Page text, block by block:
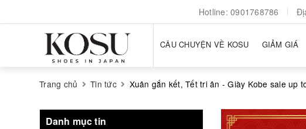
Hotline: 0901768786
CÂU CHUYỆN VỀ KOSU GIẢM GIÁ
Trang chủ Tin tức Xuân gắn kết, Tết tri ân - Giày Kobe sale up
Danh mục tin